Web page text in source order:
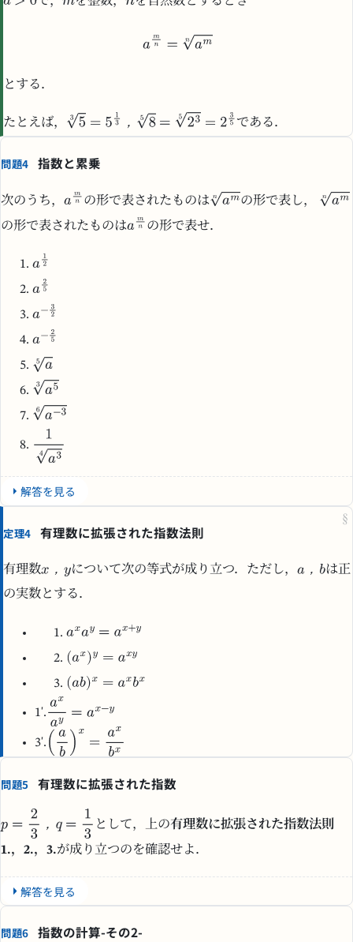
とする．
たとえば， ， である．
問題4 指数と累乗
次のうち， の形で表されたものは
の形で表し，
の形で表されたものは
の形で表せ．
解答を見る
§
定理4 有理数に拡張された指数法則
有理数 ， について次の等式が成り立つ．ただし， ，
は正
の実数とする．
1'.
3'.
問題5 有理数に拡張された指数
， として，上の有理数に拡張された指数法則
1.，2.，3.が成り立つのを確認せよ．
解答を見る
問題6 指数の計算-その2-